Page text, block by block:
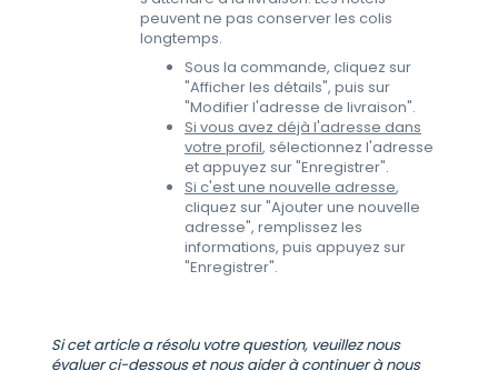
peuvent ne pas conserver les colis
longtemps.
Sous la commande, cliquez sur
"Afficher les détails", puis sur
"Modifier l'adresse de livraison".
Si vous avez déjà l'adresse dans
votre profil, sélectionnez l'adresse
et appuyez sur "Enregistrer".
Si c'est une nouvelle adresse,
cliquez sur "Ajouter une nouvelle
adresse", remplissez les
informations, puis appuyez sur
"Enregistrer".
Si cet article a résolu votre question, veuillez nous
évaluer ci-dessous et nous aider à continuer à nous